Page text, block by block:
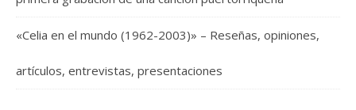
«Celia en el mundo (1962-2003)» – Reseñas, opiniones,
artículos, entrevistas, presentaciones